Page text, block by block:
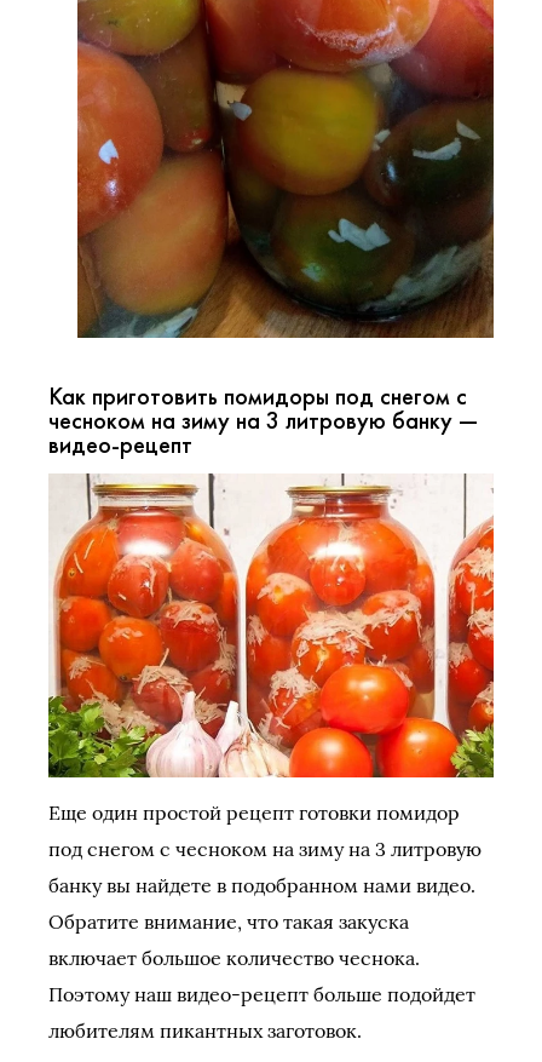
Как приготовить помидоры под снегом с
чесноком на зиму на 3 литровую банку —
видео-рецепт
Еще один простой рецепт готовки помидор
под снегом с чесноком на зиму на 3 литровую
банку вы найдете в подобранном нами видео.
Обратите внимание, что такая закуска
включает большое количество чеснока.
Поэтому наш видео-рецепт больше подойдет
любителям пикантных заготовок.